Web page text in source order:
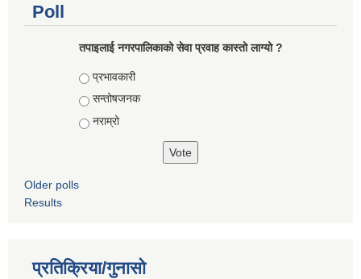
Poll
तपाइलाई नगरपालिकाको सेवा प्रवाह कास्तो लाग्यो ?
Choices
प्रभावकारी
सन्तोषजनक
नराम्रो
Older polls
Results
प्रतिक्रिया/गुनासो